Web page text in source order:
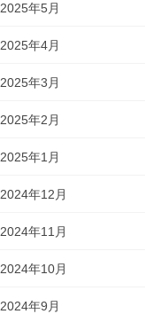
2025年5月
2025年4月
2025年3月
2025年2月
2025年1月
2024年12月
2024年11月
2024年10月
2024年9月